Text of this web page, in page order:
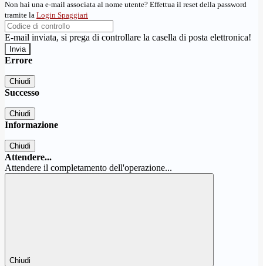
Non hai una e-mail associata al nome utente? Effettua il reset della password
tramite la Login Spaggiari
E-mail inviata, si prega di controllare la casella di posta elettronica!
Errore
Chiudi
Successo
Chiudi
Informazione
Chiudi
Attendere...
Attendere il completamento dell'operazione...
Chiudi